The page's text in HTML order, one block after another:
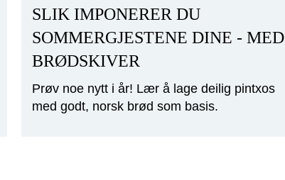
SLIK IMPONERER DU
SOMMERGJESTENE DINE - MED
BRØDSKIVER
Prøv noe nytt i år! Lær å lage deilig pintxos
med godt, norsk brød som basis.